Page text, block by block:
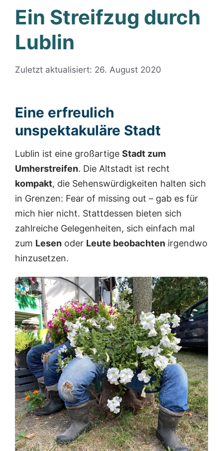
Ein Streifzug durch
Lublin
Zuletzt aktualisiert: 26. August 2020
Eine erfreulich
unspektakuläre Stadt
Lublin ist eine großartige Stadt zum
Umherstreifen. Die Altstadt ist recht
kompakt, die Sehenswürdigkeiten halten sich
in Grenzen: Fear of missing out – gab es für
mich hier nicht. Stattdessen bieten sich
zahlreiche Gelegenheiten, sich einfach mal
zum Lesen oder Leute beobachten irgendwo
hinzusetzen.